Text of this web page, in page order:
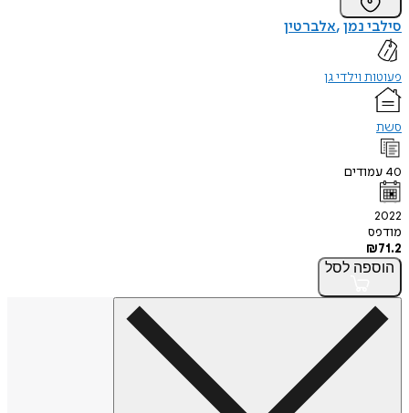
סילבי נמן אלברטין
פעוטות וילדי גן
סשת
40 עמודים
2022
מודפס
₪71.2
הוספה לסל